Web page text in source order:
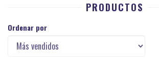
PRODUCTOS
Ordenar por